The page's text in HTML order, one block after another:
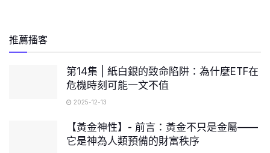
推薦播客
第14集 | 紙白銀的致命陷阱：為什麼ETF在
危機時刻可能一文不值
2025-12-13
【黃金神性】- 前言：黃金不只是金屬——
它是神為人類預備的財富秩序